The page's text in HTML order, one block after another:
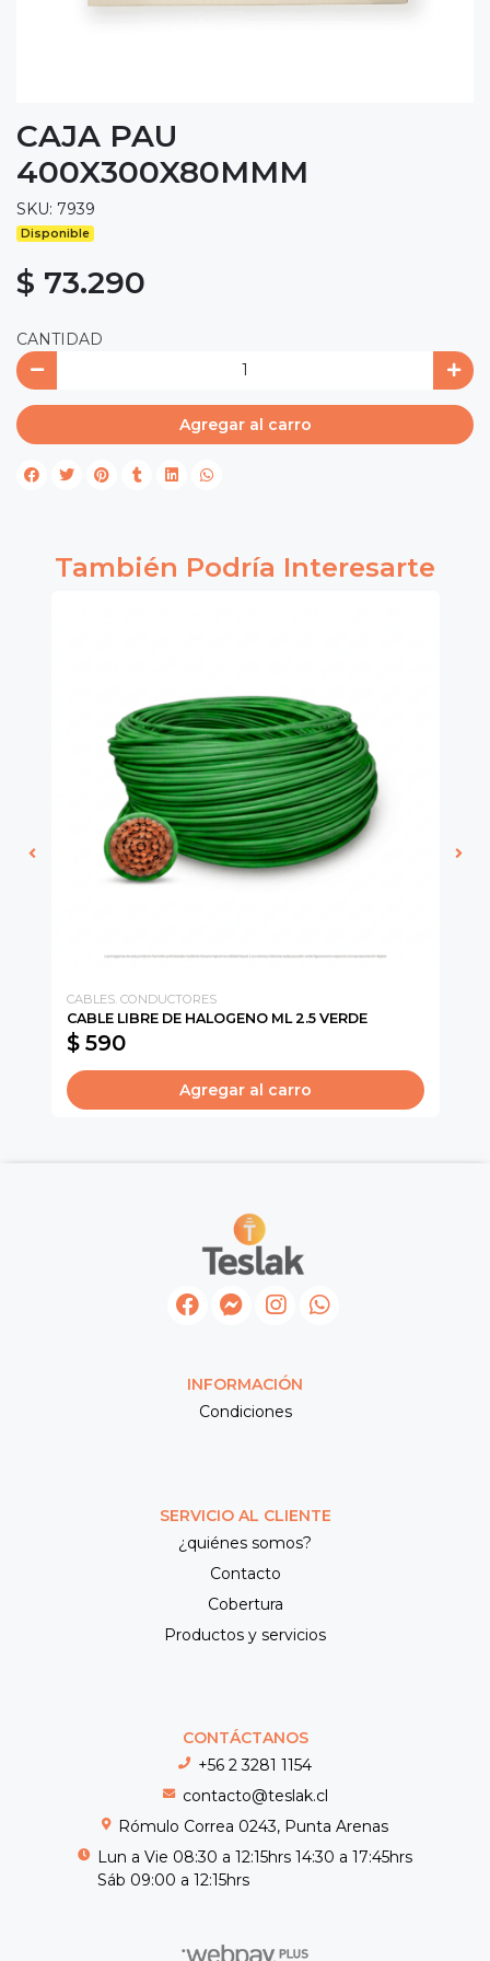
CAJA PAU
400X300X80MMM
SKU: 7939
Disponible
$ 73.290
CANTIDAD
Agregar al carro
También Podría Interesarte
CABLES. CONDUCTORES
CABLE LIBRE DE HALOGENO ML 2.5 VERDE
$ 590
Agregar al carro
INFORMACIÓN
Condiciones
SERVICIO AL CLIENTE
¿quiénes somos?
Contacto
Cobertura
Productos y servicios
CONTÁCTANOS
+56 2 3281 1154
contacto@teslak.cl
Rómulo Correa 0243, Punta Arenas
Lun a Vie 08:30 a 12:15hrs 14:30 a 17:45hrs
Sáb 09:00 a 12:15hrs